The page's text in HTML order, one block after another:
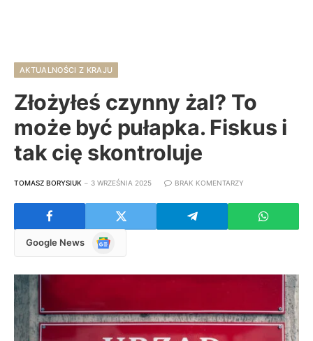
AKTUALNOŚCI Z KRAJU
Złożyłeś czynny żal? To
może być pułapka. Fiskus i
tak cię skontroluje
TOMASZ BORYSIUK 3 WRZEŚNIA 2025 BRAK KOMENTARZY
Google News
Google